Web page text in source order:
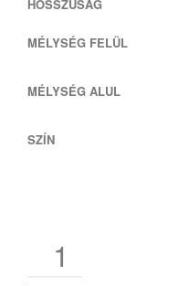
HOSSZÚSÁG
MÉLYSÉG FELÜL
MÉLYSÉG ALUL
SZÍN